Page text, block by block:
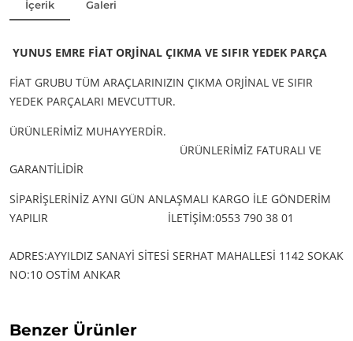
İçerik Galeri
YUNUS EMRE FİAT ORJİNAL ÇIKMA VE SIFIR YEDEK PARÇA
FİAT GRUBU TÜM ARAÇLARINIZIN ÇIKMA ORJİNAL VE SIFIR
YEDEK PARÇALARI MEVCUTTUR.
ÜRÜNLERİMİZ MUHAYYERDİR.
ÜRÜNLERİMİZ FATURALI VE
GARANTİLİDİR
SİPARİŞLERİNİZ AYNI GÜN ANLAŞMALI KARGO İLE GÖNDERİM
YAPILIR
İLETİŞİM:0553 790 38 01
ADRES:AYYILDIZ SANAYİ SİTESİ SERHAT MAHALLESİ 1142 SOKAK
NO:10 OSTİM ANKAR
Benzer Ürünler